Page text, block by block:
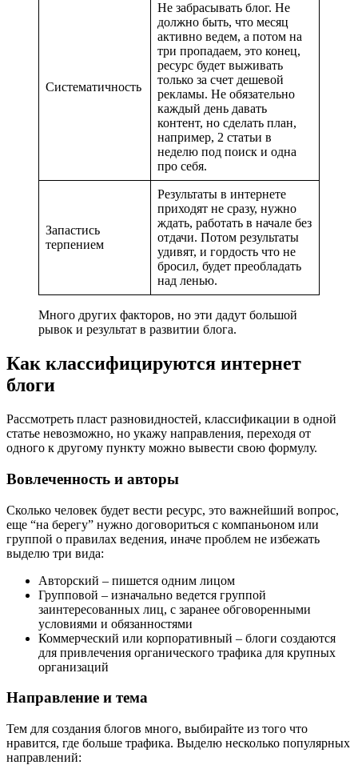
Систематичность
Не забрасывать блог. Не
должно быть, что месяц
активно ведем, а потом на
три пропадаем, это конец,
ресурс будет выживать
только за счет дешевой
рекламы. Не обязательно
каждый день давать
контент, но сделать план,
например, 2 статьи в
неделю под поиск и одна
про себя.
Запастись
терпением
Результаты в интернете
приходят не сразу, нужно
ждать, работать в начале без
отдачи. Потом результаты
удивят, и гордость что не
бросил, будет преобладать
над ленью.
Много других факторов, но эти дадут большой
рывок и результат в развитии блога.
Как классифицируются интернет
блоги
Рассмотреть пласт разновидностей, классификации в одной
статье невозможно, но укажу направления, переходя от
одного к другому пункту можно вывести свою формулу.
Вовлеченность и авторы
Сколько человек будет вести ресурс, это важнейший вопрос,
еще “на берегу” нужно договориться с компаньоном или
группой о правилах ведения, иначе проблем не избежать
выделю три вида:
Авторский – пишется одним лицом
Групповой – изначально ведется группой
заинтересованных лиц, с заранее обговоренными
условиями и обязанностями
Коммерческий или корпоративный – блоги создаются
для привлечения органического трафика для крупных
организаций
Направление и тема
Тем для создания блогов много, выбирайте из того что
нравится, где больше трафика. Выделю несколько популярных
направлений: